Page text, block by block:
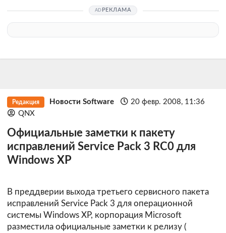
РЕКЛАМА
Редакция Новости Software
20 февр. 2008, 11:36
QNX
Официальные заметки к пакету
исправлений Service Pack 3 RC0 для
Windows XP
В преддверии выхода третьего сервисного пакета
исправлений Service Pack 3 для операционной
системы Windows XP, корпорация Microsoft
разместила официальные заметки к релизу (